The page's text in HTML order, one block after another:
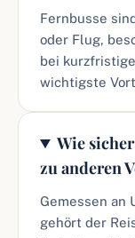
Fernbusse
oder Flug,
bei
wichtigste
Wie
zu anderen
Gemessen an
gehört der